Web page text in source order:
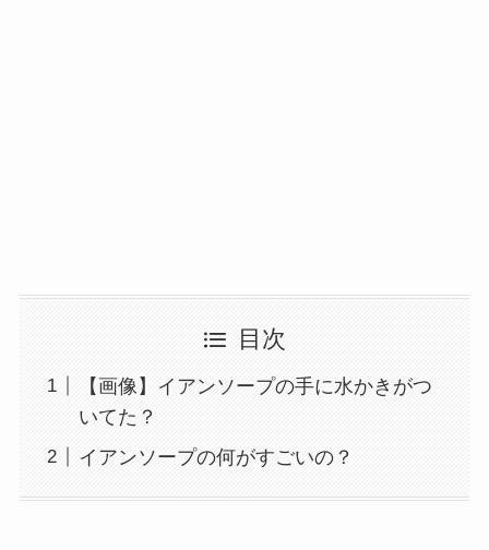
目次
【画像】イアンソープの手に水かきがつ
いてた？
イアンソープの何がすごいの？